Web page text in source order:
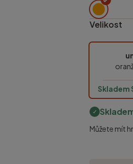
Velikost
Skladem
Můžete mít